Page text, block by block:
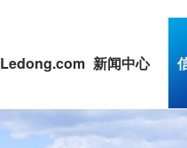
Ledong.com 新闻中心